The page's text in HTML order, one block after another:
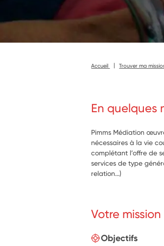
Accueil Trouver ma
En quelques
Pimms Médiation
nécessaires à la vie
complétant l’offre de
services de type
relation...)
Votre
Objectifs